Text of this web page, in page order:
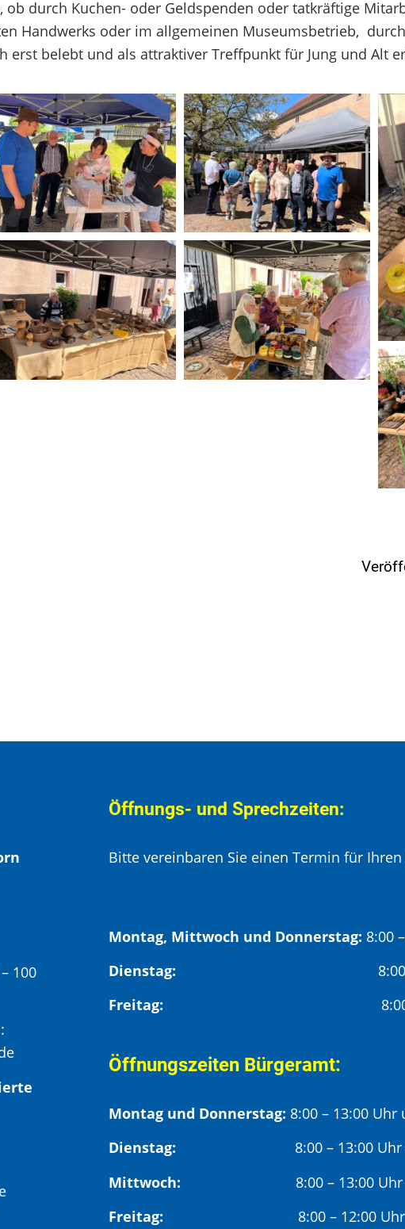
durch Kuchen- oder Geldspenden oder tatkräftige
Handwerks oder im allgemeinen Museumsbetrieb,
erst belebt und als attraktiver Treffpunkt für Jung und Alt
100
Öffnungs- und Sprechzeiten:
Bitte vereinbaren Sie einen Termin für
Montag, Mittwoch und Donnerstag: 8:00
Dienstag:
Freitag:
8:00
Öffnungszeiten Bürgeramt:
Montag und Donnerstag: 8:00 – 13:00 Uhr
Dienstag: 8:00 – 13:00 Uhr und
Mittwoch: 8:00 – 13:00 Uhr
Freitag:
8:00 – 12:00 Uhr